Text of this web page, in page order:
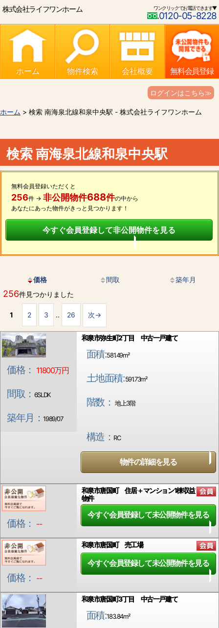
株式会社ライフワンホーム ワンクリックでお電話できます▼
0120-05-8228
ホーム 物件検索 会社概要 無料会員登録
ログインはこちら≫
ホーム > 検索 南海泉北線和泉中央駅 - 株式会社ライフワンホーム
検索 南海泉北線和泉中央駅
無料会員登録いただくと
256件 → 非公開物件688件の中から
あなたにあった物件がきっと見つかります！
今すぐ会員登録して非公開物件を見る
価格 間取 築年月
256件見つかりました
1 2 3 .. 26 次→
価格： 11800万円
間取： 6SLDK
築年月：1989/07
和泉市弥生町2丁目 中古一戸建て
面積:581.49m²
土地面積:591.73m²
階数： 地上3階
構造： RC
物件の詳細を見る
価格： --
和泉市唐国町 住居＋マンション1棟収益
物件
今すぐ会員登録して未公開物件を見る
価格： --
和泉市唐国町 売工場
今すぐ会員登録して未公開物件を見る
和泉市唐国町3丁目 中古一戸建て
面積:183.84m²